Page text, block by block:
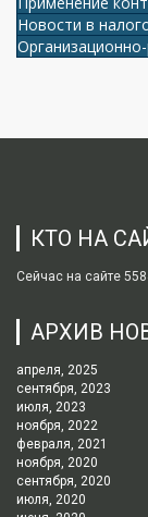
Новости в
КТО НА
Сейчас на сайте
АРХИВ
апреля, 2025
сентября, 2023
июля, 2023
ноября, 2022
февраля, 2021
ноября, 2020
сентября, 2020
июля, 2020